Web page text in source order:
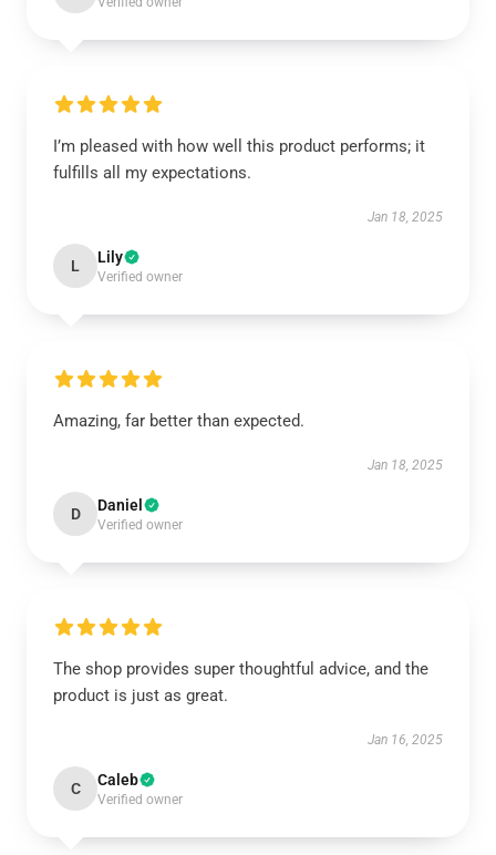
I’m pleased with how well this product performs; it
fulfills all my expectations.
Jan 18, 2025
L Lily
Verified owner
Amazing, far better than expected.
Jan 18, 2025
D Daniel
Verified owner
The shop provides super thoughtful advice, and the
product is just as great.
Jan 16, 2025
C Caleb
Verified owner